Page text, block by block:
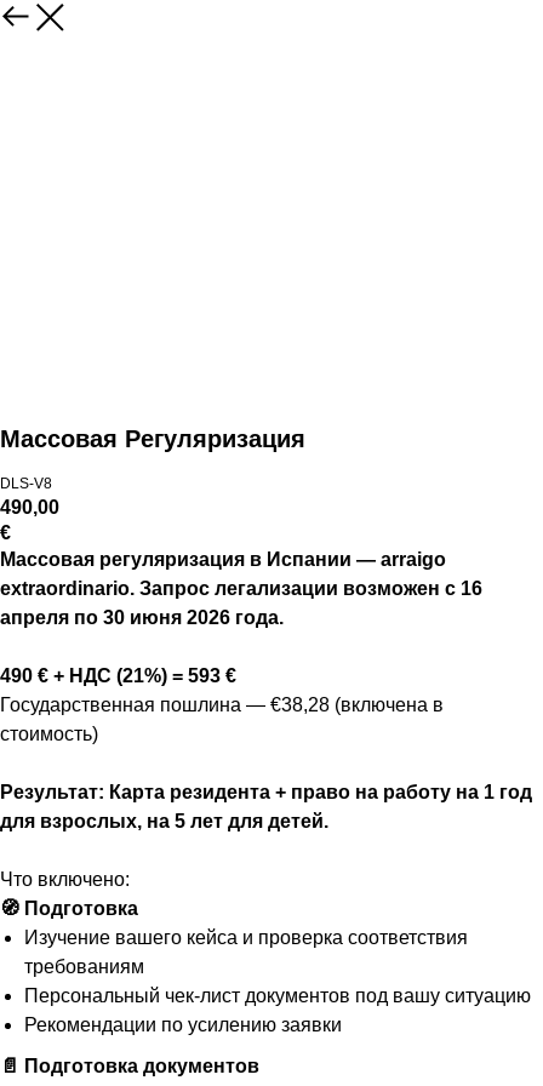
Массовая Регуляризация
DLS-V8
490,00
€
Массовая регуляризация в Испании — arraigo
extraordinario. Запрос легализации возможен с 16
апреля по 30 июня 2026 года.
490 € + НДС (21%) = 593 €
Государственная пошлина — €38,28 (включена в
стоимость)
Результат: Карта резидента + право на работу на 1 год
для взрослых, на 5 лет для детей.
Что включено:
🧭 Подготовка
Изучение вашего кейса и проверка соответствия
требованиям
Персональный чек-лист документов под вашу ситуацию
Рекомендации по усилению заявки
📄 Подготовка документов